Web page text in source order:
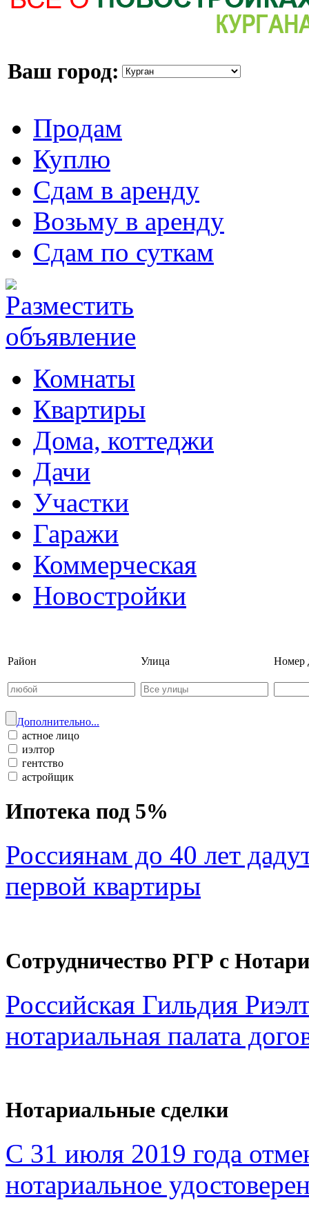
Ваш город:
Продам
Куплю
Сдам в аренду
Возьму в аренду
Сдам по суткам
Комнаты
Квартиры
Дома, коттеджи
Дачи
Участки
Гаражи
Коммерческая
Новостройки
Район Улица Номер
Дополнительно...
астное лицо
иэлтор
гентство
астройщик
Ипотека под 5%
Россиянам до 40 лет
первой квартиры
Сотрудничество РГР с
Российская Гильдия
нотариальная палата
Нотариальные сделки
С 31 июля 2019 года
нотариальное